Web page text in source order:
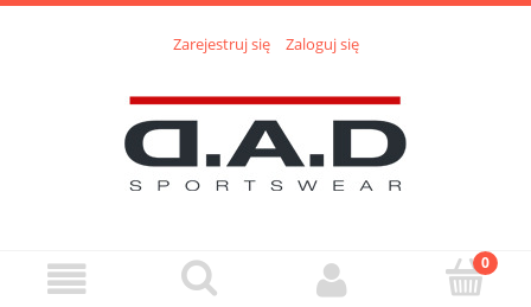
Zarejestruj się Zaloguj się